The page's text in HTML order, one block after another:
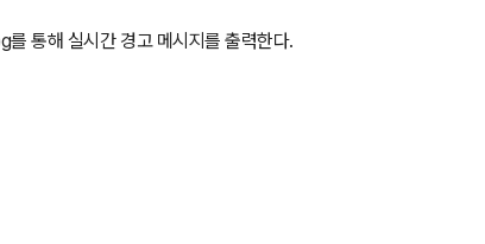
통해 실시간 경고 메시지를 출력한다.